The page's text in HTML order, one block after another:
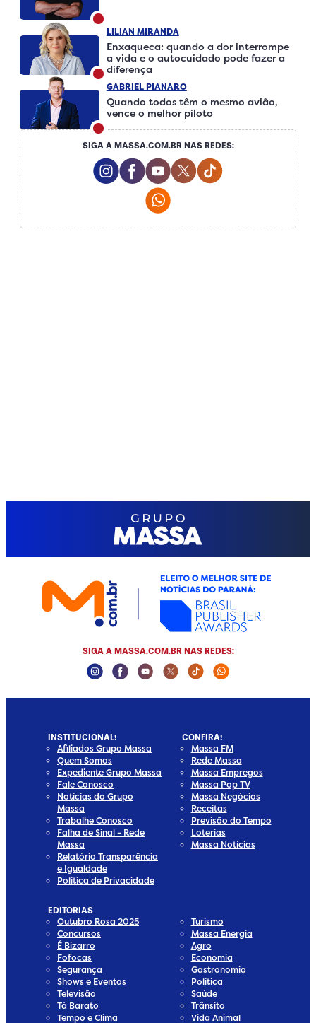
LILIAN MIRANDA
Enxaqueca: quando a dor interrompe
a vida e o autocuidado pode fazer a
diferença
GABRIEL PIANARO
Quando todos têm o mesmo avião,
vence o melhor piloto
SIGA A MASSA.COM.BR NAS REDES:
Instagram Social Media
Facebook Social Media
Youtube Social Media
Twitter Social Media
Tiktok Social
Whatsapp Social Media
SIGA A MASSA.COM.BR NAS REDES:
Instagram Social Media
Facebook Social Media
Youtube Social Media
Twitter Social Media
Tiktok Social Media
Whatsapp
INSTITUCIONAL!
Afiliados Grupo Massa
Quem Somos
Expediente Grupo Massa
Fale Conosco
Notícias do Grupo
Massa
Trabalhe Conosco
Falha de Sinal - Rede
Massa
Relatório Transparência
e Igualdade
Política de Privacidade
CONFIRA!
Massa FM
Rede Massa
Massa Empregos
Massa Pop TV
Massa Negócios
Receitas
Previsão do Tempo
Loterias
Massa Notícias
EDITORIAS
Outubro Rosa 2025
Concursos
É Bizarro
Fofocas
Segurança
Shows e Eventos
Televisão
Tá Barato
Tempo e Clima
Turismo
Massa Energia
Agro
Economia
Gastronomia
Política
Saúde
Trânsito
Vida Animal